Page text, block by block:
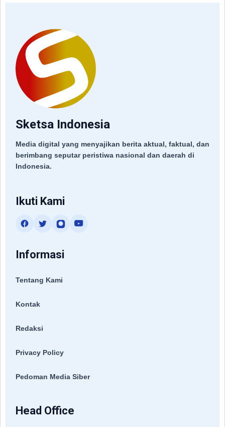
Sketsa Indonesia
Media digital yang menyajikan berita aktual, faktual, dan
berimbang seputar peristiwa nasional dan daerah di
Indonesia.
Ikuti Kami
Informasi
Tentang Kami
Kontak
Redaksi
Privacy Policy
Pedoman Media Siber
Head Office